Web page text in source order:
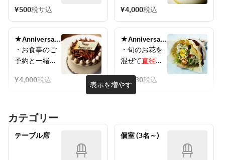
+500円
ます。
・20文字以内
のメッセージ
を回答欄にて
ご指定くださ
(プレートの
えた部分は省
略させていた
だく場合がご
¥500税サ込
+4,000円
い。(ケーキの
みのご予約不
可)
・ケーキはお
食事後の提供
・お持ち帰り
も可能です。
回答欄にご記
載ください。
¥4,000税込
★Anniversary
Cake★ [チョ
コレートケー
+4,000円
・お食事のご
予約と一緒に
い。(ケーキの
・ケーキはお
食事後の提供
となります。
¥4,000税込
★Anniversary
Flower★【ブ
ーケスタイ
・旬のお花を
混ぜて直径約
げます(花の種
類・色合いは
・お食事のご
予約と一緒に
¥3,630税込
表示を増やす
カテゴリー
テーブル席 個室 (3名～)